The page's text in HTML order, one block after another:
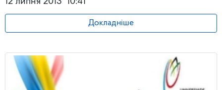
Докладніше